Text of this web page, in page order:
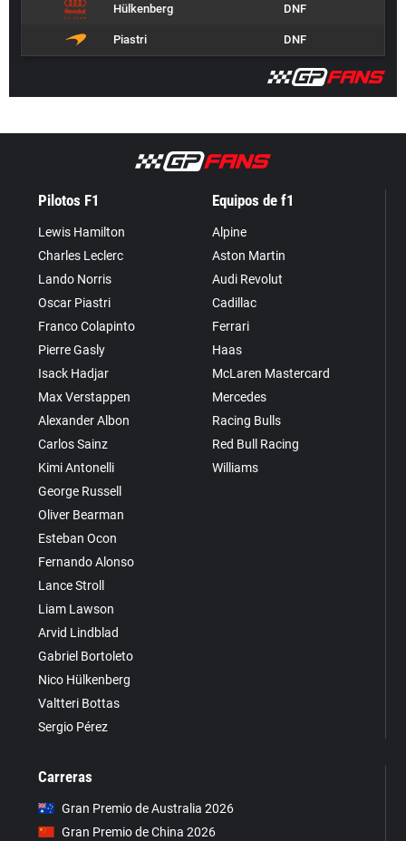
Hülkenberg DNF
Piastri DNF
Pilotos F1
Lewis Hamilton
Charles Leclerc
Lando Norris
Oscar Piastri
Franco Colapinto
Pierre Gasly
Isack Hadjar
Max Verstappen
Alexander Albon
Carlos Sainz
Kimi Antonelli
George Russell
Oliver Bearman
Esteban Ocon
Fernando Alonso
Lance Stroll
Liam Lawson
Arvid Lindblad
Gabriel Bortoleto
Nico Hülkenberg
Valtteri Bottas
Sergio Pérez
Equipos de f1
Alpine
Aston Martin
Audi Revolut
Cadillac
Ferrari
Haas
McLaren Mastercard
Mercedes
Racing Bulls
Red Bull Racing
Williams
Carreras
Gran Premio de Australia 2026
Gran Premio de China 2026